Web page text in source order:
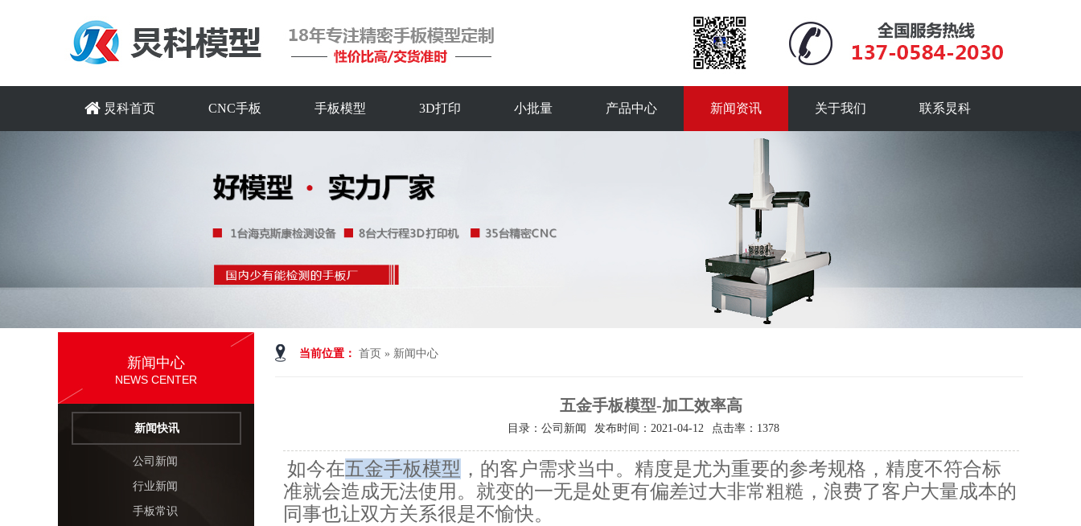
炅科首页 CNC手板 手板模型 3D打印 小批量 产品中心 新闻资讯 关于我们 联系炅科
当前位置： 首页 » 新闻中心
五金手板模型-加工效率高
目录：公司新闻 发布时间：2021-04-12 点击率： 1378
如今在五金手板模型 ，的客户需求当中。精度是尤为重要的参考规格，精度不符合标
准就会造成无法使用。就变的一无是处更有偏差过大非常粗糙，浪费了客户大量成本的
同事也让双方关系很是不愉快。
新闻中心
NEWS CENTER
新闻快讯
公司新闻
行业新闻
手板常识